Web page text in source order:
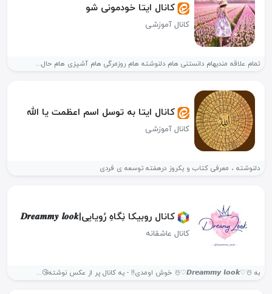
کانال ایتا خودمونی شو
کانال آموزشی
تمام علاقه مندیهام دانستنی هام دلنوشته هام روزمرگی هام آشپزی هام حال...
کانال ایتا به توسل اسم اعظمت یا الله
کانال آموزشی
دلنوشته ، معرفی کتاب و یکروز درهفته توسعه ی فردی
کانال روبیکا نِگاهِ رُویایی|𝑫𝒓𝒆𝒂𝒎𝒎𝒚 𝒍𝒐𝒐𝒌
کانال عاشقانه
به ☃️♡𝘿𝙧𝙚𝙖𝙢𝙢𝙮 𝙡𝙤𝙤𝙠♡☃️ خوش اومدی!! - یه کانال پر از عکس نوشته😘...